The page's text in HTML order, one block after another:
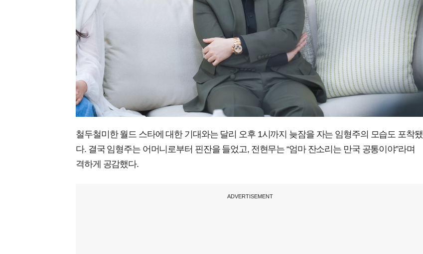
철두철미한 월드 스타에 대한 기대와는 달리 오후 1시까지 늦잠을 자는 임형주의 모습도 포착됐
다. 결국 임형주는 어머니로부터 핀잔을 들었고, 전현무는 “엄마 잔소리는 만국 공통이야”라며
격하게 공감했다.
ADVERTISEMENT